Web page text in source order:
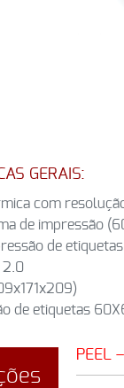
GERAIS:
com
de impressão
de
2.0
de etiquetas
PEEL